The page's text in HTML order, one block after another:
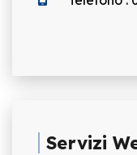
Servizi